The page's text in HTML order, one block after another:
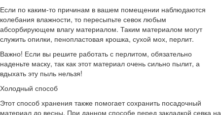
Если по каким-то причинам в вашем помещении наблюдаются
колебания влажности, то пересыпьте севок любым
абсорбирующем влагу материалом. Таким материалом могут
служить опилки, пенопластовая крошка, сухой мох, перлит.
Важно! Если вы решите работать с перлитом, обязательно
наденьте маску, так как этот материал очень сильно пылит, а
вдыхать эту пыль нельзя!
Холодный способ
Этот способ хранения также помогает сохранить посадочный
материал до весны. При данном способе перед закладкой севка на